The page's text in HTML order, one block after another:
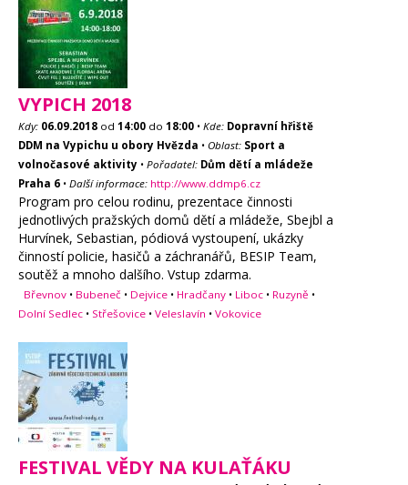
VYPICH 2018
Kdy: 06.09.2018 od 14:00 do 18:00 • Kde: Dopravní hřiště
DDM na Vypichu u obory Hvězda • Oblast: Sport a
volnočasové aktivity • Pořadatel: Dům dětí a mládeže
Praha 6 • Další informace: http://www.ddmp6.cz
Program pro celou rodinu, prezentace činnosti
jednotlivých pražských domů dětí a mládeže, Sbejbl a
Hurvínek, Sebastian, pódiová vystoupení, ukázky
činností policie, hasičů a záchranářů, BESIP Team,
soutěž a mnoho dalšího. Vstup zdarma.
Břevnov • Bubeneč • Dejvice • Hradčany • Liboc • Ruzyně •
Dolní Sedlec • Střešovice • Veleslavín • Vokovice
FESTIVAL VĚDY NA KULAŤÁKU